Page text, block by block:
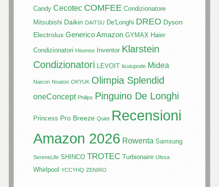
Candy Cecotec COMFEE Condizionatore
Mitsubishi Daikin DAITSU De'Longhi DREO Dyson
Electrolux Generico Amazon GYMAX Haier
Condizionatori Hisense Inventor Klarstein
Condizionatori LEVOIT lisutupode Midea
Naicon Noaton OKYUK Olimpia Splendid
oneConcept Philips Pinguino De Longhi
Princess Pro Breeze Quiet Recensioni
Amazon 2026 Rowenta Samsung
SereneLife SHINCO TROTEC Turbionaire Ufesa
Whirlpool YCCYHQ ZENIRO